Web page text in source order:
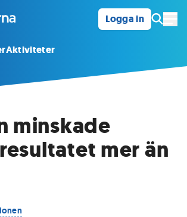
Logga in
Aktiviteter
minskade
mer än